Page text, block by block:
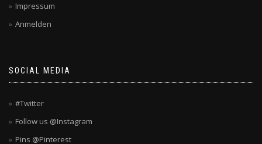
Impressum
Anmelden
SOCIAL MEDIA
#Twitter
Follow us @Instagram
Pins @Pinterest